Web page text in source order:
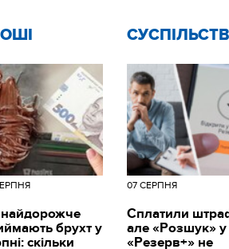
брухт у
скільки
07 СЕРПНЯ
Сплатили
але «Розшук» у
«Резерв+» не